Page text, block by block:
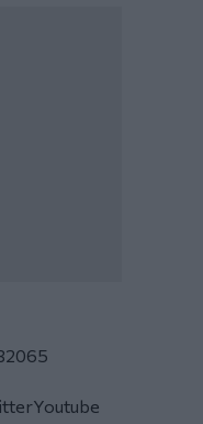
Youtube